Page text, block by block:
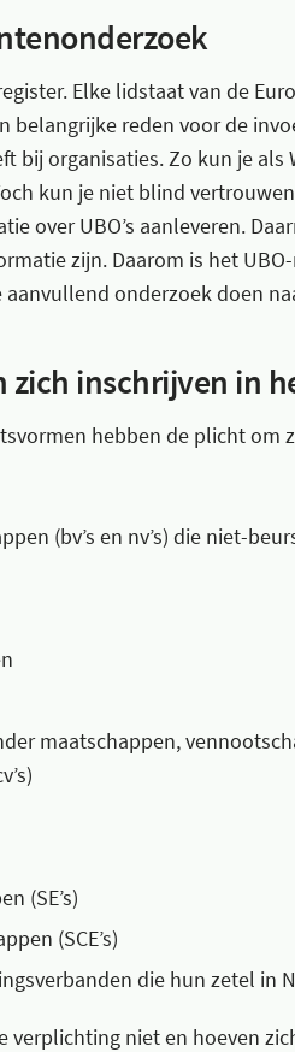
Elke lidstaat van de
belangrijke reden voor de
bij organisaties. Zo kun je
kun je niet blind
over UBO’s aanleveren.
zijn. Daarom is het
aanvullend onderzoek doen
zich inschrijven in
hebben de plicht om
(bv’s en nv’s) die niet-
maatschappen,
(SE’s)
(SCE’s)
die hun zetel in
verplichting niet en hoeven